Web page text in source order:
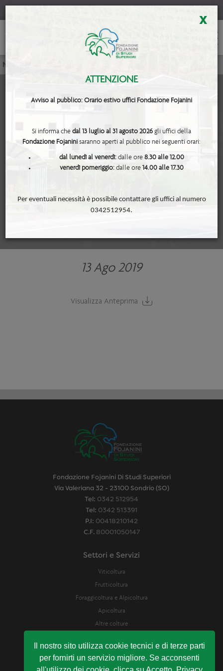
Il nostro sito utilizza cookie tecnici e di terze parti
per fornirti un servizio migliore. Se acconsenti
x
ATTENZIONE
Avviso al pubblico: Orario estivo uffici Fondazione Fojanini
Si informa che dal 13 luglio al 31 agosto 2026 gli uffici della
Fondazione Fojanini saranno aperti al pubblico nei seguenti orari:
dal lunedì al venerdì:dalle ore 8.30 alle 12.00
venerdì pomeriggio:dalle ore 14.00 alle 17.30
Per eventuali necessità è possibile contattare gli uffici al numero
0342512954.
Notiziari Tecnici
- Comunicato telefonico n. 29 -
13 Ago 2019
Visualizza Anteprima
Fondazione Fojanini Di Studi Superiori
Via Valeriana 32 - 23100 Sondrio (SO)
Tel: 0342 512954
Tel: 0342 513391
P.I: 00418210142
C.F. 80001050147
Settori e Servizi
Viticoltura
Frutticoltura
Foraggicoltura e Alpicoltura
Apicoltura
Altre colture
Laboratorio Analisi e assistenza enologica
Servizio Analisi Suolo e Bilancio Idrico